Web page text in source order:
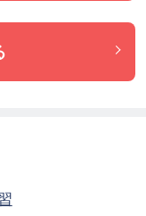
金対応はしてお
ついて】
更となっており